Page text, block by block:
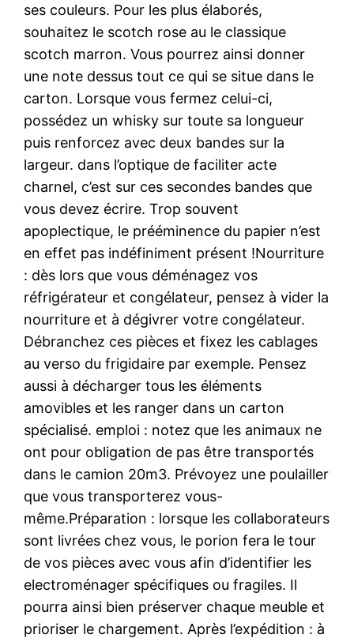
ses couleurs. Pour les plus élaborés,
souhaitez le scotch rose au le classique
scotch marron. Vous pourrez ainsi donner
une note dessus tout ce qui se situe dans le
carton. Lorsque vous fermez celui-ci,
possédez un whisky sur toute sa longueur
puis renforcez avec deux bandes sur la
largeur. dans l’optique de faciliter acte
charnel, c’est sur ces secondes bandes que
vous devez écrire. Trop souvent
apoplectique, le prééminence du papier n’est
en effet pas indéfiniment présent !Nourriture
: dès lors que vous déménagez vos
réfrigérateur et congélateur, pensez à vider la
nourriture et à dégivrer votre congélateur.
Débranchez ces pièces et fixez les cablages
au verso du frigidaire par exemple. Pensez
aussi à décharger tous les éléments
amovibles et les ranger dans un carton
spécialisé. emploi : notez que les animaux ne
ont pour obligation de pas être transportés
dans le camion 20m3. Prévoyez une poulailler
que vous transporterez vous-
même.Préparation : lorsque les collaborateurs
sont livrées chez vous, le porion fera le tour
de vos pièces avec vous afin d’identifier les
electroménager spécifiques ou fragiles. Il
pourra ainsi bien préserver chaque meuble et
prioriser le chargement. Après l’expédition : à